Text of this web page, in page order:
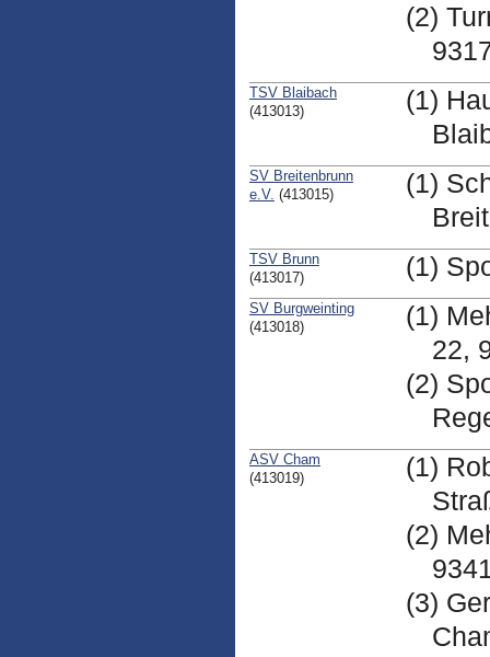
(2)
TSV Blaibach
(413013)
(1)
SV Breitenbrunn
e.V. (413015)
(1)
TSV Brunn
(413017)
(1)
SV Burgweinting
(413018)
(1)
22,
(2)
ASV Cham
(413019)
(1)
(2)
(3)